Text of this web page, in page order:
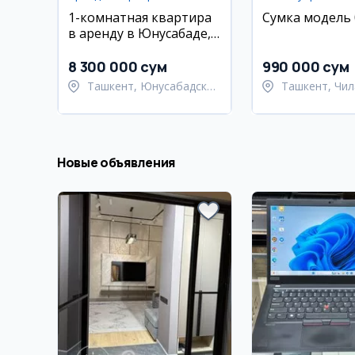
1-комнатная квартира
в аренду в Юнусабаде,
8 300 000 сум
Ташкент, Юнусабадский
Сумка модель
990 000 сум
Ташкент,
Новые объявления